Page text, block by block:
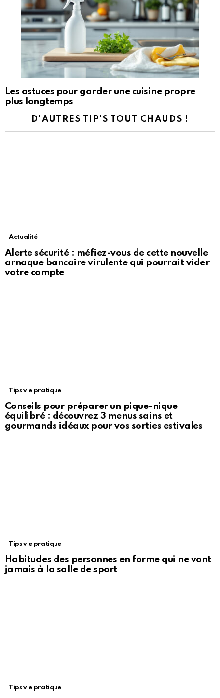
Les astuces pour garder une cuisine propre
plus longtemps
D'AUTRES TIP'S TOUT CHAUDS !
Actualité
Alerte sécurité : méfiez-vous de cette nouvelle
arnaque bancaire virulente qui pourrait vider
votre compte
Tips vie pratique
Conseils pour préparer un pique-nique
équilibré : découvrez 3 menus sains et
gourmands idéaux pour vos sorties estivales
Tips vie pratique
Habitudes des personnes en forme qui ne vont
jamais à la salle de sport
Tips vie pratique